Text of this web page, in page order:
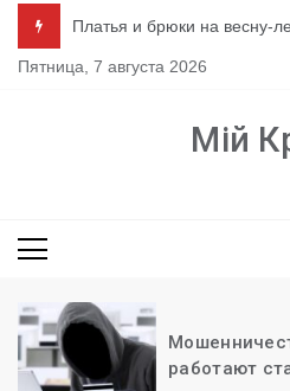
содержимому
Платья и брюки на весну-
Пятница, 7 августа 2026
Мій
работают